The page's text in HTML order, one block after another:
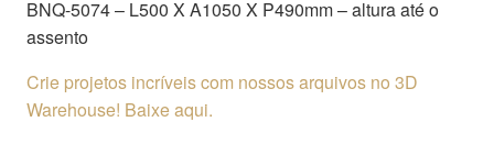
BNQ-5074 – L500 X A1050 X P490mm – altura até o
assento
Crie projetos incríveis com nossos arquivos no 3D
Warehouse! Baixe aqui.